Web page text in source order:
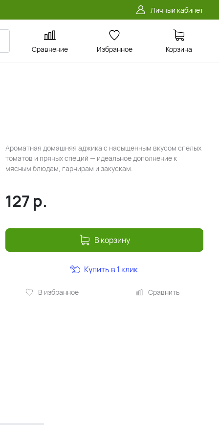
Личный кабинет
Сравнение Избранное Корзина
Ароматная домашняя аджика с насыщенным вкусом спелых
томатов и пряных специй — идеальное дополнение к
мясным блюдам, гарнирам и закускам.
127 р.
В корзину
В избранное Сравнить
Купить в 1 клик